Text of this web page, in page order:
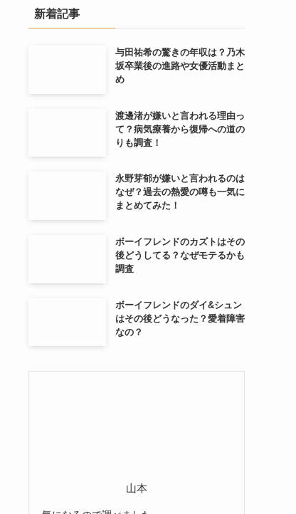
新着記事
与田祐希の驚きの年収は？乃木
坂卒業後の進路や女優活動まと
め
渡邊渚が嫌いと言われる理由っ
て？病気療養から復帰への道の
りも調査！
永野芽郁が嫌いと言われるのは
なぜ？過去の熱愛の噂も一気に
まとめてみた！
ボーイフレンドのカズトはその
後どうしてる？なぜモテるかも
調査
ボーイフレンドのダイ&シュン
はその後どうなった？愛着障害
なの？
山本